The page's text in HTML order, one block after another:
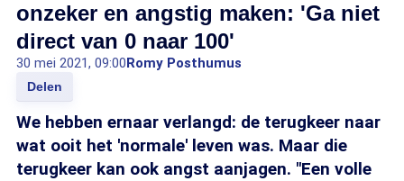
onzeker en angstig maken: 'Ga niet
direct van 0 naar 100'
30 mei 2021, 09:00Romy Posthumus
Delen
We hebben ernaar verlangd: de terugkeer naar
wat ooit het 'normale' leven was. Maar die
terugkeer kan ook angst aanjagen. "Een volle